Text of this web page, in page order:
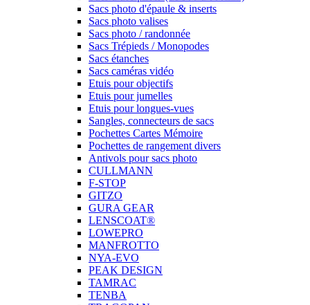
Sacs photo d'épaule & inserts
Sacs photo valises
Sacs photo / randonnée
Sacs Trépieds / Monopodes
Sacs étanches
Sacs caméras vidéo
Etuis pour objectifs
Etuis pour jumelles
Etuis pour longues-vues
Sangles, connecteurs de sacs
Pochettes Cartes Mémoire
Pochettes de rangement divers
Antivols pour sacs photo
CULLMANN
F-STOP
GITZO
GURA GEAR
LENSCOAT®
LOWEPRO
MANFROTTO
NYA-EVO
PEAK DESIGN
TAMRAC
TENBA